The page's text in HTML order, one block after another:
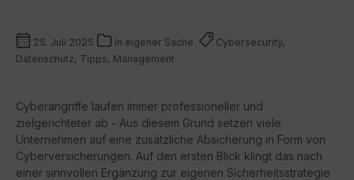
25. Juli 2025 In eigener Sache
Cybersecurity,
Datenschutz, Tipps, Management
Cyberangriffe laufen immer professioneller und
zielgerichteter ab - Aus diesem Grund setzen viele
Unternehmen auf eine zusätzliche Absicherung in Form von
Cyberversicherungen. Auf den ersten Blick klingt das nach
einer sinnvollen Ergänzung zur eigenen Sicherheitsstrategie